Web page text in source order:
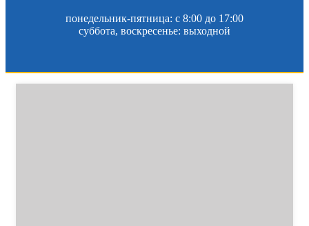
понедельник-пятница: c 8:00 до 17:00
суббота, воскресенье: выходной